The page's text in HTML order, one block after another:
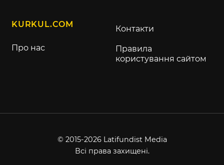
KURKUL.COM
Про нас
Контакти
Правила
користування сайтом
© 2015-2026 Latifundist Media
Всі права захищені.